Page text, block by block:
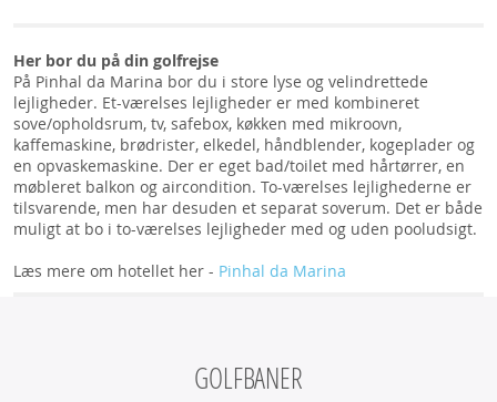
Her bor du på din golfrejse
På Pinhal da Marina bor du i store lyse og velindrettede
lejligheder. Et-værelses lejligheder er med kombineret
sove/opholdsrum, tv, safebox, køkken med mikroovn,
kaffemaskine, brødrister, elkedel, håndblender, kogeplader og
en opvaskemaskine. Der er eget bad/toilet med hårtørrer, en
møbleret balkon og aircondition. To-værelses lejlighederne er
tilsvarende, men har desuden et separat soverum. Det er både
muligt at bo i to-værelses lejligheder med og uden pooludsigt.
Læs mere om hotellet her - Pinhal da Marina
GOLFBANER